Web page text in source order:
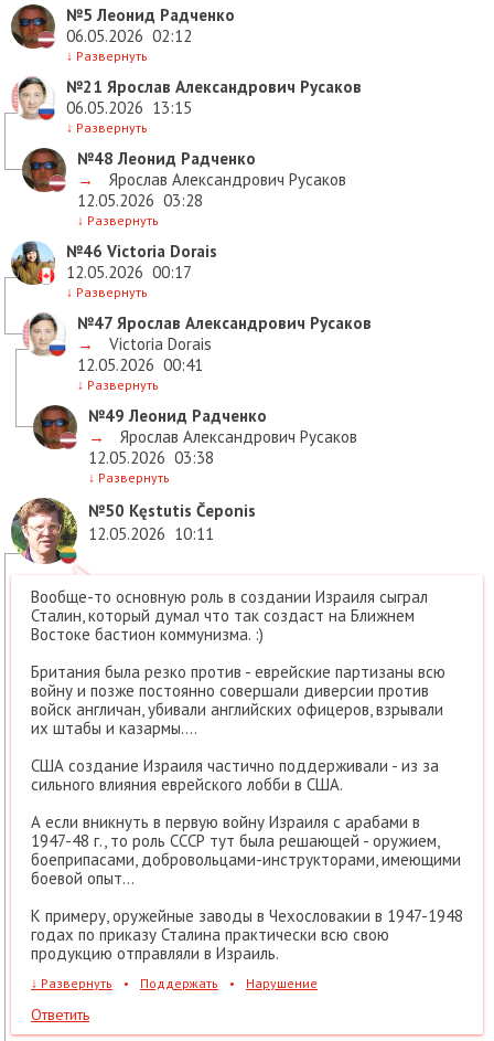
№5 Леонид Радченко
06.05.2026 02:12
↓ Развернуть
№21 Ярослав Александрович Русаков
06.05.2026 13:15
↓ Развернуть
№48 Леонид Радченко
→
Ярослав Александрович Русаков
12.05.2026 03:28
↓ Развернуть
№46 Victoria Dorais
12.05.2026 00:17
↓ Развернуть
№47 Ярослав Александрович Русаков
→
Victoria Dorais
12.05.2026 00:41
↓ Развернуть
№49 Леонид Радченко
→
Ярослав Александрович Русаков
12.05.2026 03:38
↓ Развернуть
№50 Kęstutis Čeponis
12.05.2026 10:11
Вообще-то основную роль в создании Израиля сыграл
Сталин, который думал что так создаст на Ближнем
Востоке бастион коммунизма. :)
Британия была резко против - еврейские партизаны всю
войну и позже постоянно совершали диверсии против
войск англичан, убивали английских офицеров, взрывали
их штабы и казармы....
США создание Израиля частично поддерживали - из за
сильного влияния еврейского лобби в США.
А если вникнуть в первую войну Израиля с арабами в
1947-48 г., то роль СССР тут была решающей - оружием,
боеприпасами, добровольцами-инструкторами, имеющими
боевой опыт...
К примеру, оружейные заводы в Чехословакии в 1947-1948
годах по приказу Сталина практически всю свою
продукцию отправляли в Израиль.
↓ Развернуть • Поддержать • Нарушение
Ответить